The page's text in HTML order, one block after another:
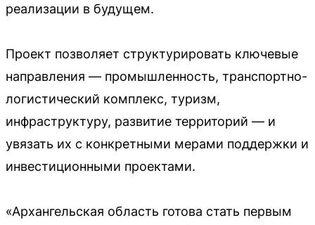
реализации в будущем.
Проект позволяет структурировать ключевые
направления — промышленность, транспортно-
логистический комплекс, туризм,
инфраструктуру, развитие территорий — и
увязать их с конкретными мерами поддержки и
инвестиционными проектами.
«Архангельская область готова стать первым